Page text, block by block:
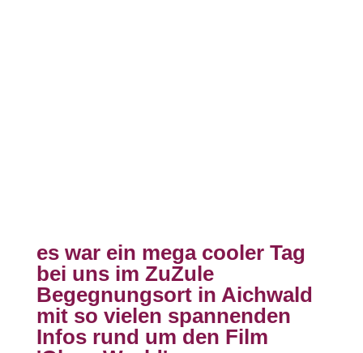
es war ein mega cooler Tag
bei uns im ZuZule
Begegnungsort in Aichwald
mit so vielen spannenden
Infos rund um den Film